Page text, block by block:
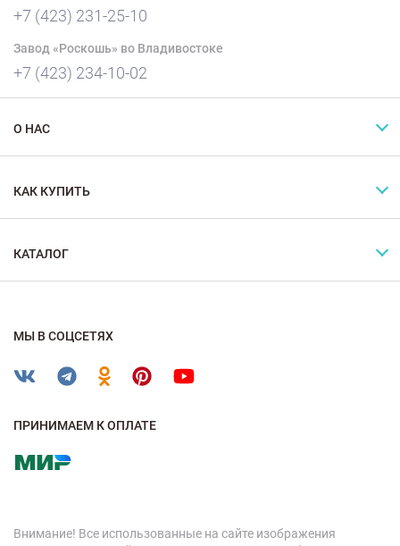
+7 (423) 231-25-10
Завод «Роскошь» во Владивостоке
+7 (423) 234-10-02
О НАС
КАК КУПИТЬ
КАТАЛОГ
МЫ В СОЦСЕТЯХ
ПРИНИМАЕМ К ОПЛАТЕ
Внимание! Все использованные на сайте изображения